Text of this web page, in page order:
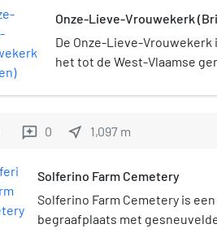
Onze-Lieve-Vrouwekerk
De Onze-Lieve-Vrouwekerk
het tot de West-Vlaamse
reviews 0 near_me 1,097 m
Solferino Farm Cemetery
Solferino Farm Cemetery is
begraafplaats met